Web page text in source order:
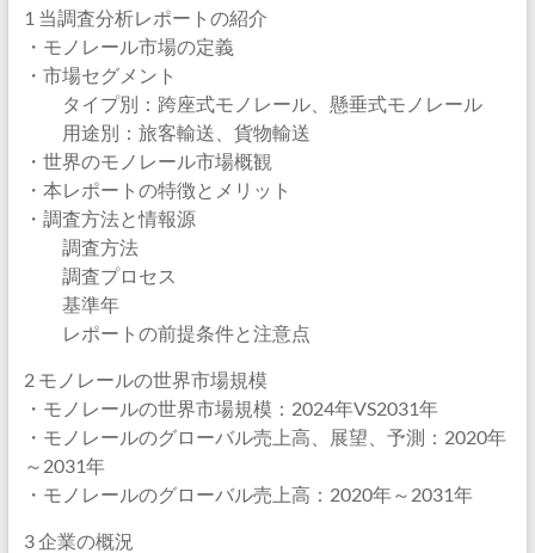
1 当調査分析レポートの紹介
・モノレール市場の定義
・市場セグメント
タイプ別：跨座式モノレール、懸垂式モノレール
用途別：旅客輸送、貨物輸送
・世界のモノレール市場概観
・本レポートの特徴とメリット
・調査方法と情報源
調査方法
調査プロセス
基準年
レポートの前提条件と注意点
2 モノレールの世界市場規模
・モノレールの世界市場規模：2024年VS2031年
・モノレールのグローバル売上高、展望、予測：2020年
～2031年
・モノレールのグローバル売上高：2020年～2031年
3 企業の概況